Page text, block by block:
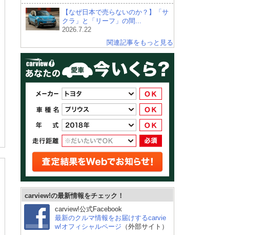
【なぜ日本で売らないのか？】「サ
クラ」と「リーフ」の間...
2026.7.22
関連記事をもっと見る
carview!の最新情報をチェック！
carview!公式Facebook
最新のクルマ情報をお届けするcarvie
w!オフィシャルページ （外部サイト）